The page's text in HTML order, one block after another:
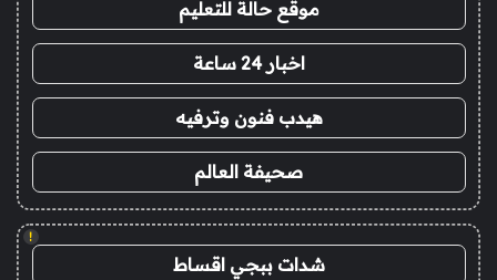
موقع حالة للتعليم
اخبار 24 ساعة
هيدب فنون وترفيه
صحيفة العالم
!
شدات ببجي اقساط